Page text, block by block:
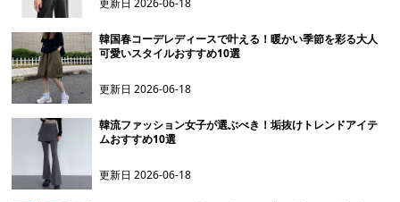
更新日2026-06-18
韓国春コーデレディースで叶える！暖かい季節を彩る大人
可愛いスタイルおすすめ10選
更新日2026-06-18
韓流ファッション女子が選ぶべき！垢抜けトレンドアイテ
ムおすすめ10選
更新日2026-06-18